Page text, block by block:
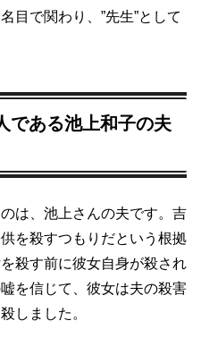
目で関わり、”先生”として
である池上和子の夫
は、池上さんの夫です。吉
を殺すつもりだという根拠
殺す前に彼女自身が殺され
を信じて、彼女は夫の殺害
しました。